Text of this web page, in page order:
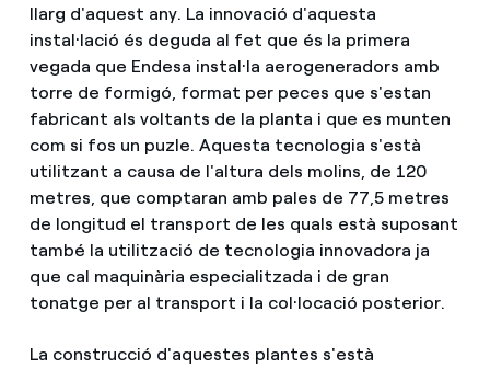
llarg d'aquest any. La innovació d'aquesta
instal·lació és deguda al fet que és la primera
vegada que Endesa instal·la aerogeneradors amb
torre de formigó, format per peces que s'estan
fabricant als voltants de la planta i que es munten
com si fos un puzle. Aquesta tecnologia s'està
utilitzant a causa de l'altura dels molins, de 120
metres, que comptaran amb pales de 77,5 metres
de longitud el transport de les quals està suposant
també la utilització de tecnologia innovadora ja
que cal maquinària especialitzada i de gran
tonatge per al transport i la col·locació posterior.
La construcció d'aquestes plantes s'està